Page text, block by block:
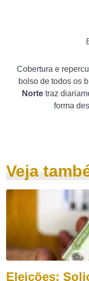
Cobertura e
bolso de todos os
Norte traz
forma
Veja
Eleições: